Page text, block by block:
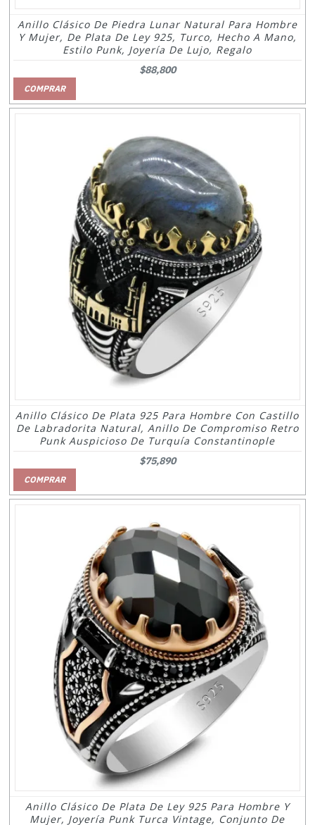
Anillo Clásico De Piedra Lunar Natural Para Hombre
Y Mujer, De Plata De Ley 925, Turco, Hecho A Mano,
Estilo Punk, Joyería De Lujo, Regalo
$88,800
COMPRAR
Anillo Clásico De Plata 925 Para Hombre Con Castillo
De Labradorita Natural, Anillo De Compromiso Retro
Punk Auspicioso De Turquía Constantinople
$75,890
COMPRAR
Anillo Clásico De Plata De Ley 925 Para Hombre Y
Mujer, Joyería Punk Turca Vintage, Conjunto De